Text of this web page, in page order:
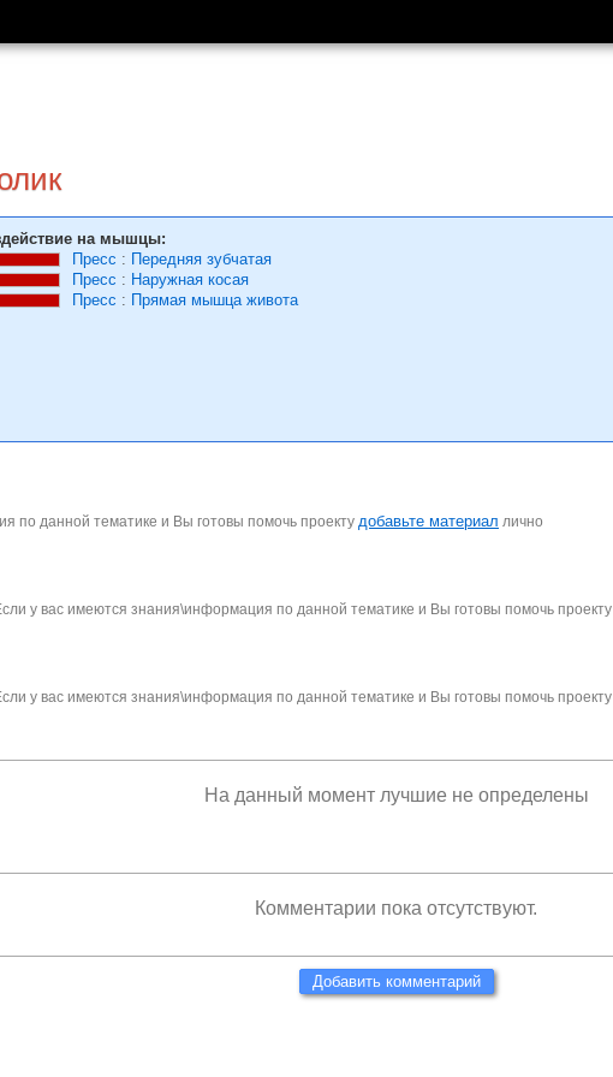
на мышцы:
Пресс : Передняя зубчатая
Пресс : Наружная косая
Пресс : Прямая мышца живота
по данной тематике и Вы готовы помочь проекту добавьте материал лично
у вас имеются знания\информация по данной тематике и Вы готовы помочь проекту
у вас имеются знания\информация по данной тематике и Вы готовы помочь проекту
На данный момент лучшие не определены
Комментарии пока отсутствуют.
Добавить комментарий